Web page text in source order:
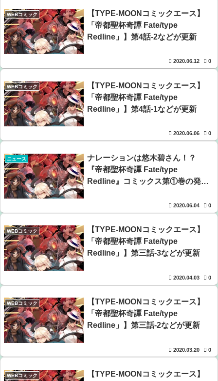
ｗｗ
【懐古】ネット流行語2007年、ヤバすぎてワロッタァｗｗ
ｗｗ ：26/07/31のニュース
【画像】大阪の高校「制服を”これ”に変えたら志願者がめ
ちゃくちゃ増えた」
【画像】旅人女子「夜景を撮りたかっただけなのに、故郷
の村が燃やされたみたいになった」←26万ｲｲﾈｗｗｗｗ
WEBコミック
【TYPE-MOONコミックエース】
「帝都聖杯奇譚 Fate/type
Redline」】第4話-2などが更新
2020.06.12 0
WEBコミック
【TYPE-MOONコミックエース】
「帝都聖杯奇譚 Fate/type
Redline」】第4話-1などが更新
2020.06.06 0
ニュース
ナレーションは悠木碧さん！？
『帝都聖杯奇譚 Fate/type
Redline』コミックス第①巻の発売
2020.06.04 0
WEBコミック
【TYPE-MOONコミックエース】
「帝都聖杯奇譚 Fate/type
Redline」】第三話-3などが更新
2020.04.03 0
WEBコミック
【TYPE-MOONコミックエース】
「帝都聖杯奇譚 Fate/type
Redline」】第三話-2などが更新
2020.03.20 0
WEBコミック
【TYPE-MOONコミックエース】